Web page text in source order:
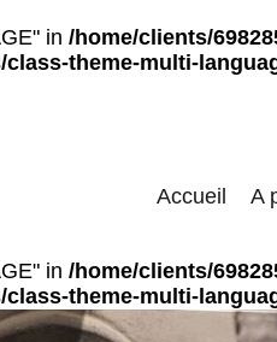
in /home/clients/
theme-multi-
Accueil A
in /home/clients/
theme-multi-